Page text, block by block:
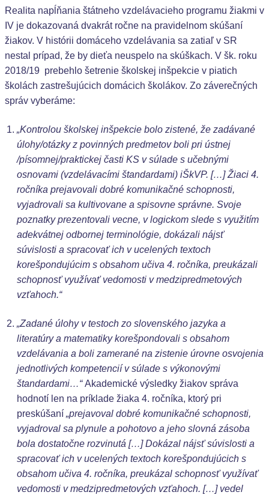
Realita napĺňania štátneho vzdelávacieho programu žiakmi v
IV je dokazovaná dvakrát ročne na pravidelnom skúšaní
žiakov. V histórii domáceho vzdelávania sa zatiaľ v SR
nestal prípad, že by dieťa neuspelo na skúškach. V šk. roku
2018/19 prebehlo šetrenie školskej inšpekcie v piatich
školách zastrešujúcich domácich školákov. Zo záverečných
správ vyberáme:
„Kontrolou školskej inšpekcie bolo zistené, že zadávané
úlohy/otázky z povinných predmetov boli pri ústnej
/písomnej/praktickej časti KS v súlade s učebnými
osnovami (vzdelávacími štandardami) iŠkVP. […] Žiaci 4.
ročníka prejavovali dobré komunikačné schopnosti,
vyjadrovali sa kultivovane a spisovne správne. Svoje
poznatky prezentovali vecne, v logickom slede s využitím
adekvátnej odbornej terminológie, dokázali nájsť
súvislosti a spracovať ich v ucelených textoch
korešpondujúcim s obsahom učiva 4. ročníka, preukázali
schopnosť využívať vedomosti v medzipredmetových
vzťahoch.“
„Zadané úlohy v testoch zo slovenského jazyka a
literatúry a matematiky korešpondovali s obsahom
vzdelávania a boli zamerané na zistenie úrovne osvojenia
jednotlivých kompetencií v súlade s výkonovými
štandardami…“Akademické výsledky žiakov správa
hodnotí len na príklade žiaka 4. ročníka, ktorý pri
preskúšaní „prejavoval dobré komunikačné schopnosti,
vyjadroval sa plynule a pohotovo a jeho slovná zásoba
bola dostatočne rozvinutá […] Dokázal nájsť súvislosti a
spracovať ich v ucelených textoch korešpondujúcich s
obsahom učiva 4. ročníka, preukázal schopnosť využívať
vedomosti v medzipredmetových vzťahoch. […] vedel